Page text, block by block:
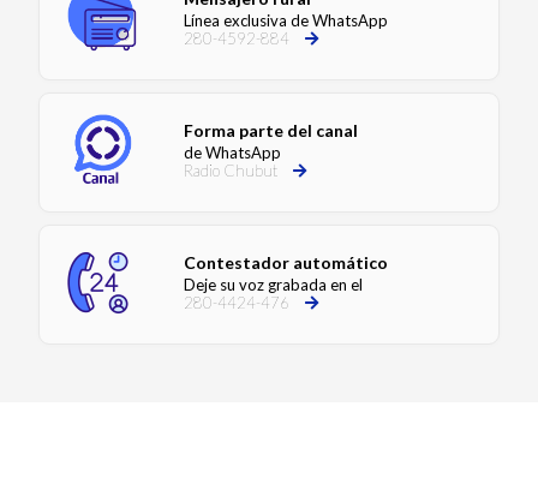
Línea exclusiva de WhatsApp
280-4592-884
Forma parte del canal
de WhatsApp
Radio Chubut
Contestador automático
Deje su voz grabada en el
280-4424-476